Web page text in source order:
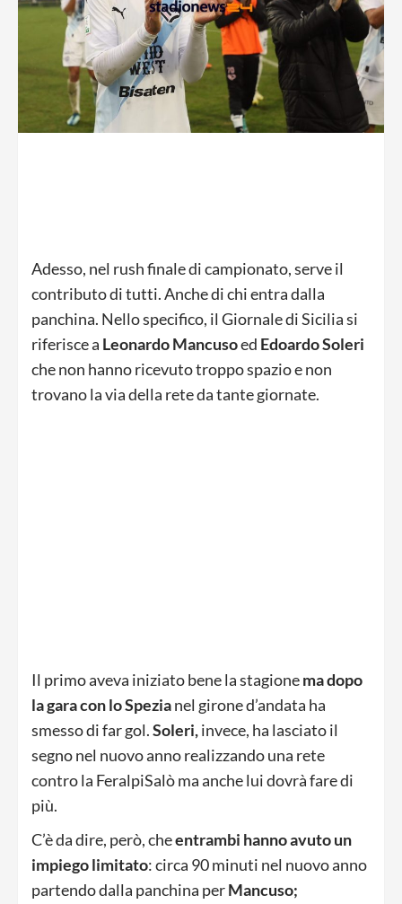
Adesso, nel rush finale di campionato, serve il
contributo di tutti. Anche di chi entra dalla
panchina. Nello specifico, il Giornale di Sicilia si
riferisce a Leonardo Mancusoed Edoardo Soleri
che non hanno ricevuto troppo spazio e non
trovano la via della rete da tante giornate.
Il primo aveva iniziato bene la stagionema dopo
la gara con lo Spezianel girone d’andata ha
smesso di far gol.Soleri,invece, ha lasciato il
segno nel nuovo anno realizzando una rete
contro la FeralpiSalò ma anche lui dovrà fare di
più.
C’è da dire, però, cheentrambi hanno avuto un
impiego limitato: circa 90 minuti nel nuovo anno
partendo dalla panchina perMancuso;